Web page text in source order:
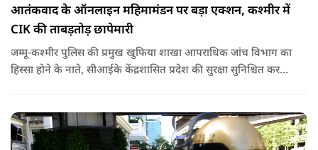
आतंकवाद के ऑनलाइन महिमामंडन पर बड़ा एक्शन, कश्मीर में
CIK की ताबड़तोड़ छापेमारी
जम्मू-कश्मीर पुलिस की प्रमुख खुफिया शाखा आपराधिक जांच विभाग का
हिस्सा होने के नाते, सीआईके केंद्रशासित प्रदेश की सुरक्षा सुनिश्चित करने